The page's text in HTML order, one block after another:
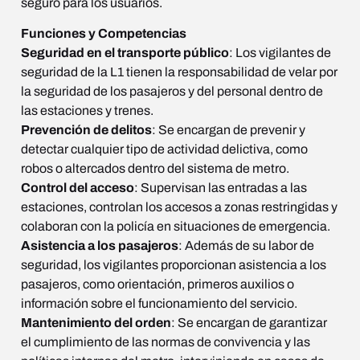
Funciones y Competencias
Seguridad en el transporte público: Los vigilantes de
seguridad de la L1 tienen la responsabilidad de velar por
la seguridad de los pasajeros y del personal dentro de
las estaciones y trenes.
Prevención de delitos: Se encargan de prevenir y
detectar cualquier tipo de actividad delictiva, como
robos o altercados dentro del sistema de metro.
Control del acceso: Supervisan las entradas a las
estaciones, controlan los accesos a zonas restringidas y
colaboran con la policía en situaciones de emergencia.
Asistencia a los pasajeros: Además de su labor de
seguridad, los vigilantes proporcionan asistencia a los
pasajeros, como orientación, primeros auxilios o
información sobre el funcionamiento del servicio.
Mantenimiento del orden: Se encargan de garantizar
el cumplimiento de las normas de convivencia y las